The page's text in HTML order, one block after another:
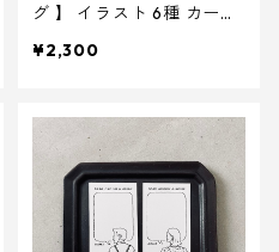
グ 】 イラスト 6種 カード
ェディング
¥2,300